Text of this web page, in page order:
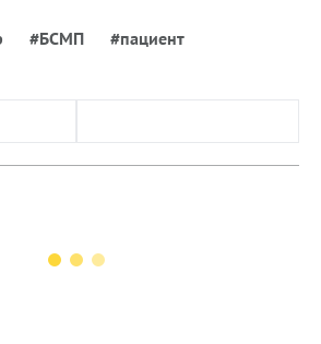
#БСМП
#пациент